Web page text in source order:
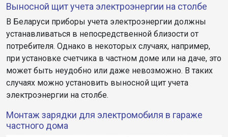
Выносной щит учета электроэнергии на столбе
В Беларуси приборы учета электроэнергии должны
устанавливаться в непосредственной близости от
потребителя. Однако в некоторых случаях, например,
при установке счетчика в частном доме или на даче, это
может быть неудобно или даже невозможно. В таких
случаях можно установить выносной щит учета
электроэнергии на столбе.
Монтаж зарядки для электромобиля в гараже
частного дома